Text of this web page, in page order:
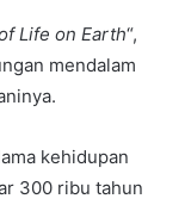
Life on Earth“,
mendalam
kehidupan
300 ribu tahun